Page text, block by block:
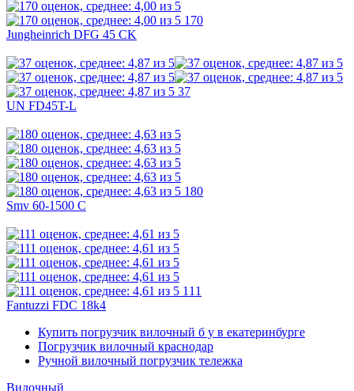
170
Jungheinrich DFG 45 CK
37
UN FD45T-L
180
Smv 60-1500 C
111
Fantuzzi FDC 18k4
Купить погрузчик вилочный б у в екатеринбурге
Погрузчик вилочный краснодар
Ручной вилочный погрузчик тележка
Вилочный